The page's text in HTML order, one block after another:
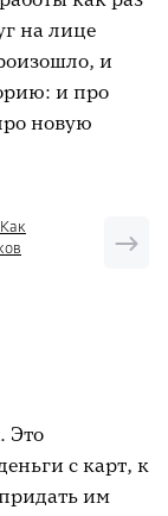
на лице
и
и про
новую
. Это
с карт, к
им